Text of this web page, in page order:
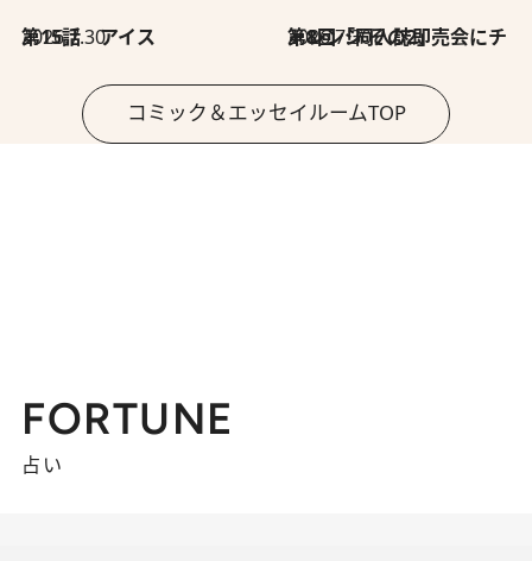
2026.7.30
第15話 アイス 2026.7.30
第8回「同人誌即売会にチャレンジ その2」
コミック＆エッセイルームTOP
FORTUNE
占い